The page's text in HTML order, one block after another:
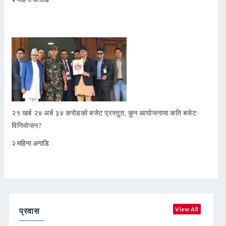
२१ खर्ब २४ अर्ब ३४ करोडको बजेट प्रस्तुत, कुन आयोजनामा कति बजेट
विनियोजन?
२ महिना अगाडि
प्रवास View All